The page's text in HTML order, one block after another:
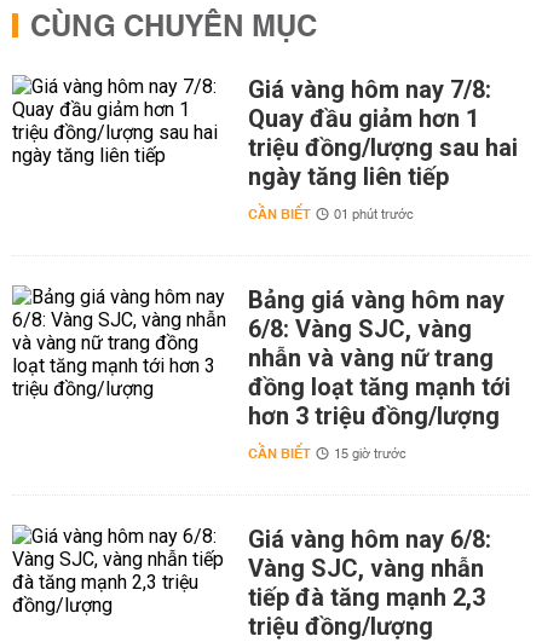
CÙNG CHUYÊN MỤC
Giá vàng hôm nay 7/8:
Quay đầu giảm hơn 1
triệu đồng/lượng sau hai
ngày tăng liên tiếp
CẦN BIẾT 01 phút trước
Bảng giá vàng hôm nay
6/8: Vàng SJC, vàng
nhẫn và vàng nữ trang
đồng loạt tăng mạnh tới
hơn 3 triệu đồng/lượng
CẦN BIẾT 15 giờ trước
Giá vàng hôm nay 6/8:
Vàng SJC, vàng nhẫn
tiếp đà tăng mạnh 2,3
triệu đồng/lượng